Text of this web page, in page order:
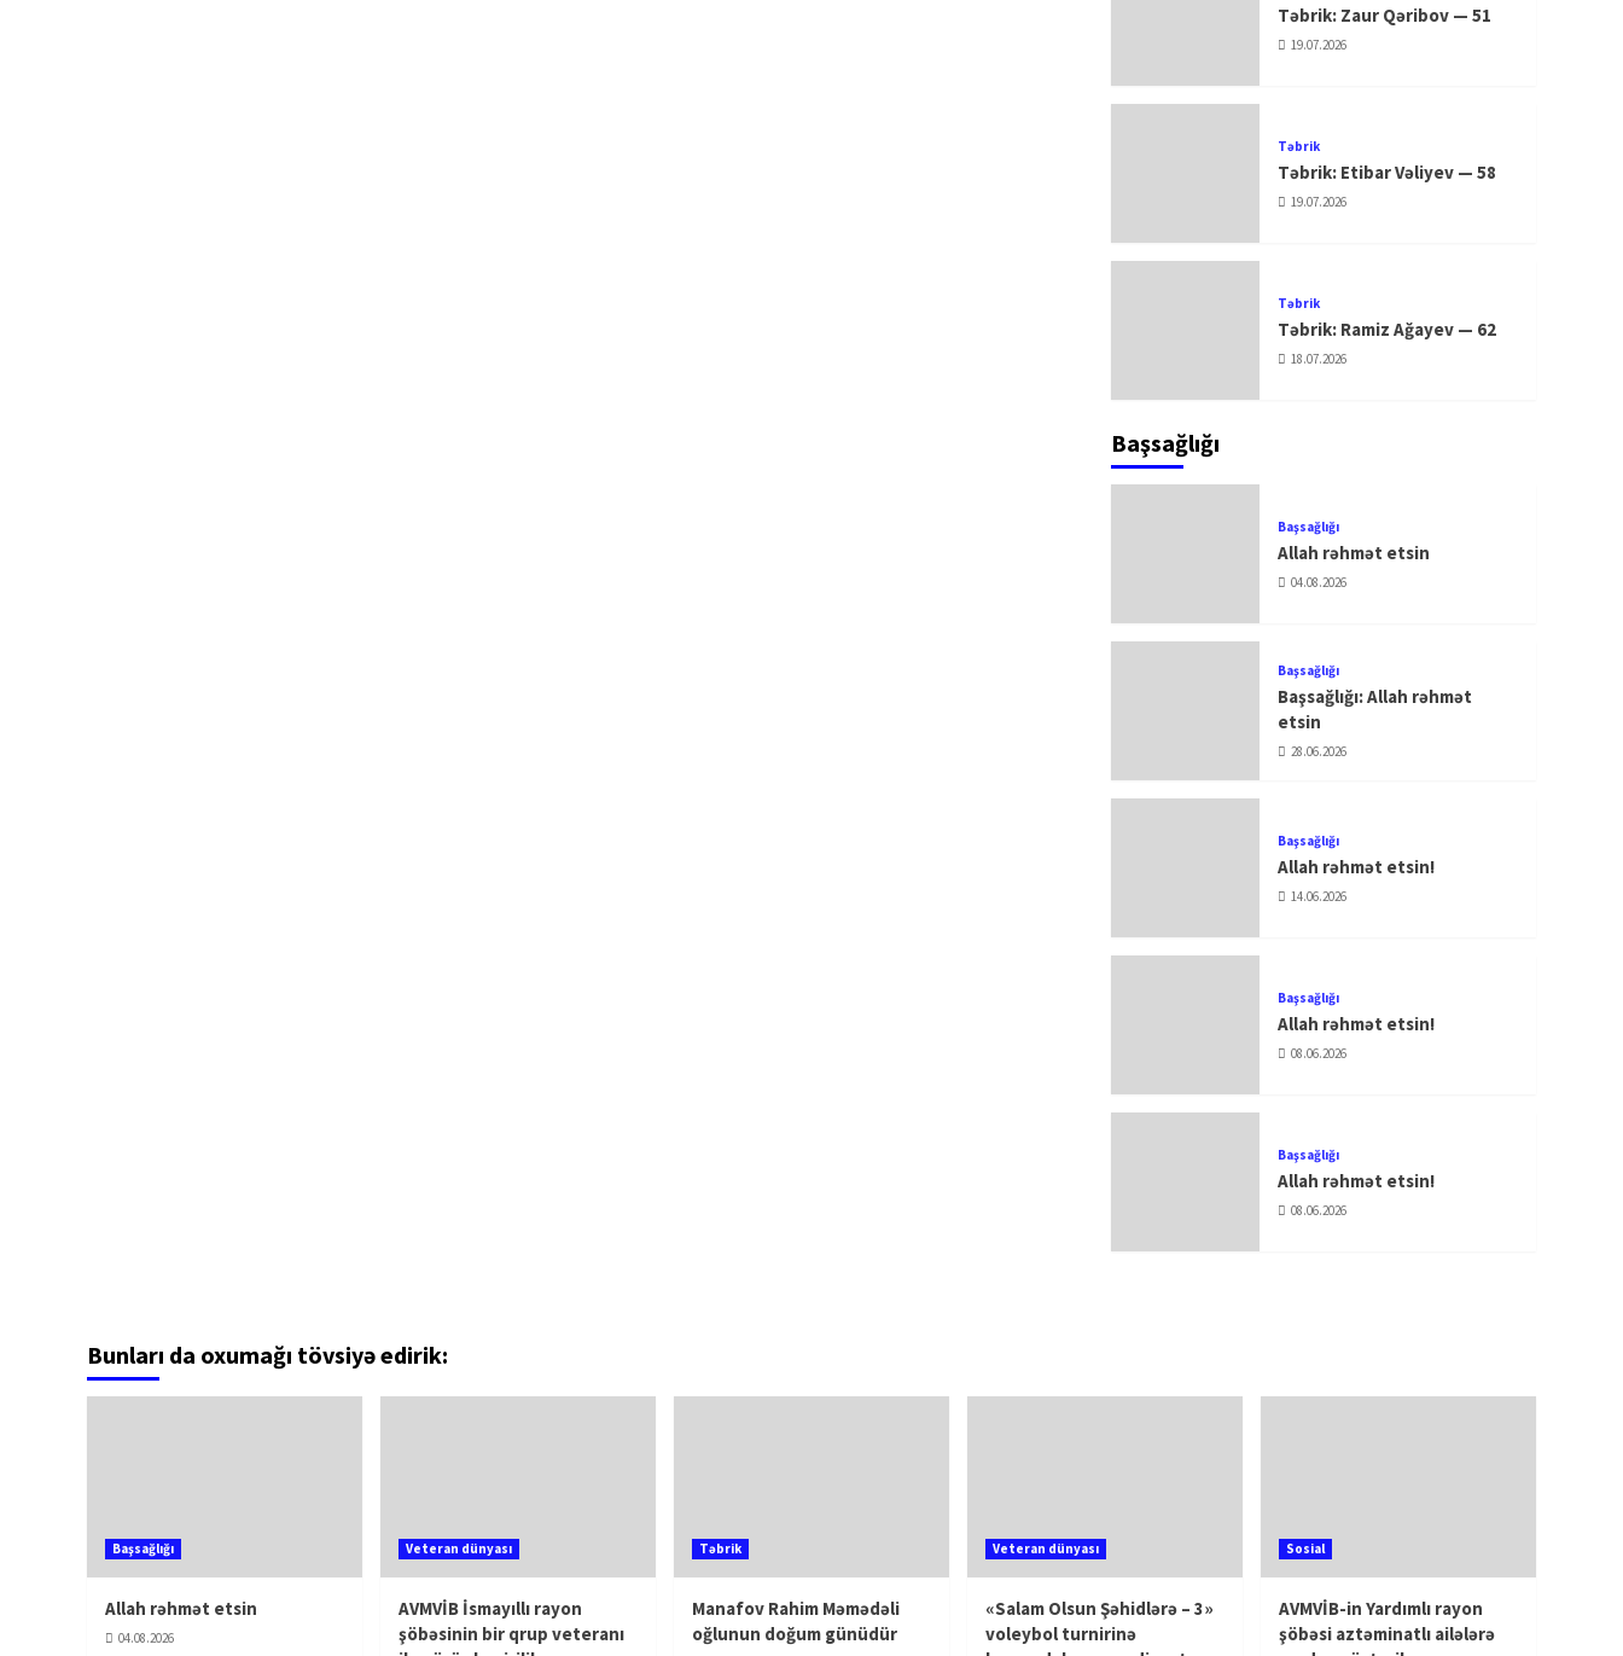
Təbrik: Zaur Qəribov — 51
19.07.2026
Təbrik
Təbrik: Etibar Vəliyev — 58
19.07.2026
Təbrik
Təbrik: Ramiz Ağayev — 62
18.07.2026
Başsağlığı
Başsağlığı
Allah rəhmət etsin
04.08.2026
Başsağlığı
Başsağlığı: Allah rəhmət
etsin
28.06.2026
Başsağlığı
Allah rəhmət etsin!
14.06.2026
Başsağlığı
Allah rəhmət etsin!
08.06.2026
Başsağlığı
Allah rəhmət etsin!
08.06.2026
Bunları da oxumağı tövsiyə edirik:
Başsağlığı
Allah rəhmət etsin
04.08.2026
Veteran dünyası
AVMVİB İsmayıllı rayon
şöbəsinin bir qrup veteranı
Təbrik
Manafov Rahim Məmədəli
oğlunun doğum günüdür
Veteran dünyası
«Salam Olsun Şəhidlərə – 3»
voleybol turnirinə
Sosial
AVMVİB-in Yardımlı rayon
şöbəsi aztəminatlı ailələrə